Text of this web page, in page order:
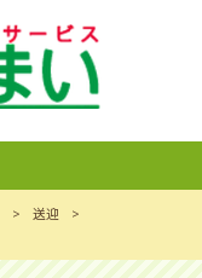
> 送迎
>